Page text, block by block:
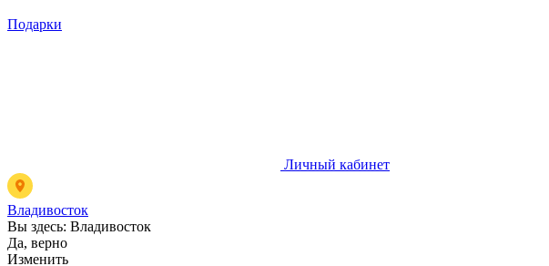
Подарки
Личный кабинет
Владивосток
Вы здесь: Владивосток
Да, верно
Изменить